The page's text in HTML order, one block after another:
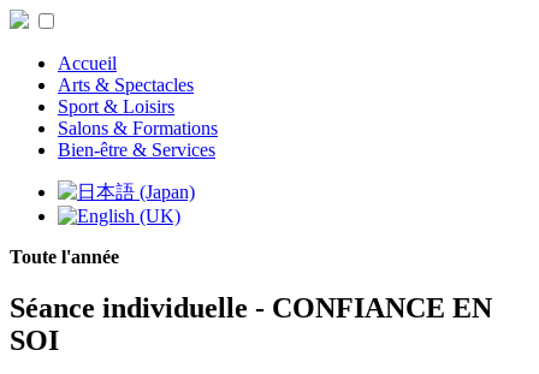
Accueil
Arts & Spectacles
Sport & Loisirs
Salons & Formations
Bien-être & Services
Toute l'année
Séance individuelle - CONFIANCE EN
SOI